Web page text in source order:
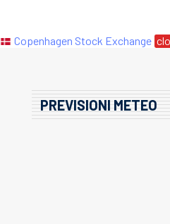
Copenhagen Stock Exchange closed
PREVISIONI METEO